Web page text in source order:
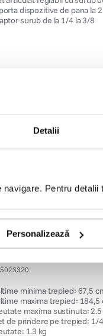
Detalii
Pentru detalii
Personalizează
dispozitive de pana la
surub de la 1/4 la 3/8
(0)
fluida reglabila pe 4
quick release tip Arca
Alpha 2800 - Trepied
minima trepied: 67,5
maxima trepied: 184,5
maxima sustinuta: 2.5
de prindere pe trepied: 1/
1.3 kg